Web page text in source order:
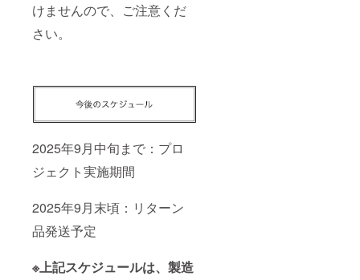
けませんので、ご注意くだ
さい。
2025年9月中旬まで：プロ
ジェクト実施期間
2025年9月末頃：リターン
品発送予定
※上記スケジュールは、製造